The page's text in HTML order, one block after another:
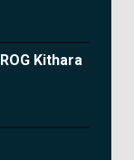
Kithara